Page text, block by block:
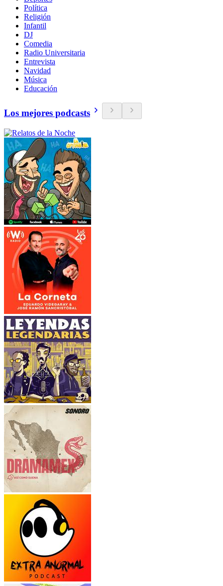
Política
Religión
Infantil
DJ
Comedia
Radio Universitaria
Entrevista
Navidad
Música
Educación
Los mejores podcasts